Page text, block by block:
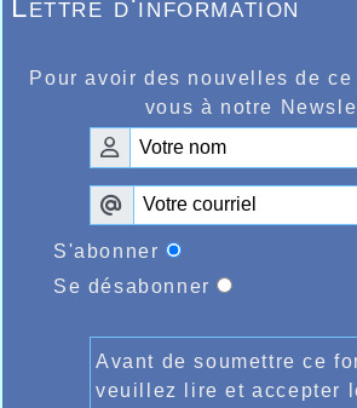
chez les plus jeunes
Lettre d'information
Pour avoir des nouvelles de
vous à notre
S'abonner
Se désabonner
Avant de soumettre ce
veuillez lire et accepter